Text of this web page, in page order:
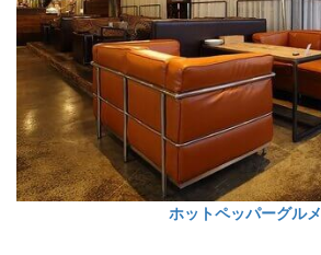
ホットペッパーグルメ